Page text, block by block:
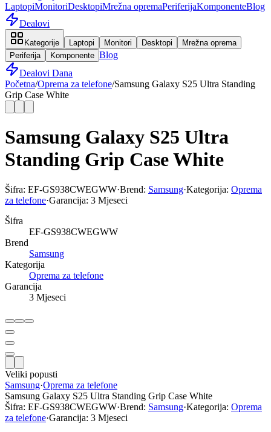
LaptopiMonitoriDesktopiMrežna opremaPeriferijaKomponenteBlog
Dealovi
Kategorije Laptopi Monitori Desktopi
Mrežna oprema
Periferija
Komponente Blog
Dealovi Dana
Početna/Oprema za telefone/Samsung Galaxy S25 Ultra Standing
Grip Case White
Samsung Galaxy S25 Ultra
Standing Grip Case White
Šifra: EF-GS938CWEGWW·Brend: Samsung·Kategorija: Oprema
za telefone·Garancija: 3 Mjeseci
Šifra
EF-GS938CWEGWW
Brend
Samsung
Kategorija
Oprema za telefone
Garancija
3 Mjeseci
Veliki popusti
Samsung·Oprema za telefone
Samsung Galaxy S25 Ultra Standing Grip Case White
Šifra: EF-GS938CWEGWW·Brend: Samsung·Kategorija: Oprema
za telefone·Garancija: 3 Mjeseci